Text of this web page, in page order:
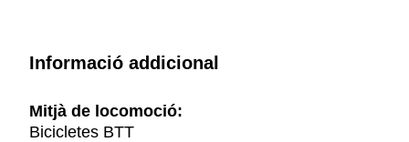
Informació addicional
Mitjà de locomoció:
Bicicletes BTT